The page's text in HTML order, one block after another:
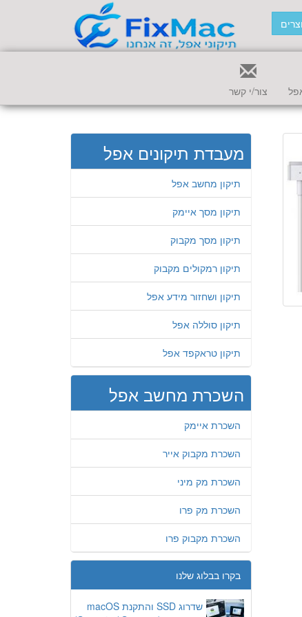
צור/י קשר
מעבדת תיקונים אפל
תיקון מחשב אפל
תיקון מסך איימק
תיקון מסך מקבוק
תיקון רמקולים מקבוק
תיקון ושחזור מידע אפל
תיקון סוללה אפל
תיקון טראקפד אפל
השכרת מחשב אפל
השכרת איימק
השכרת מקבוק אייר
השכרת מק מיני
השכרת מק פרו
השכרת מקבוק פרו
בקרו בבלוג שלנו
שדרוג SSD והתקנת macOS